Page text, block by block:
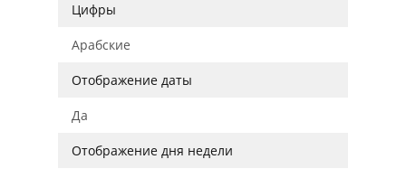
Цифры
Арабские
Отображение даты
Да
Отображение дня недели